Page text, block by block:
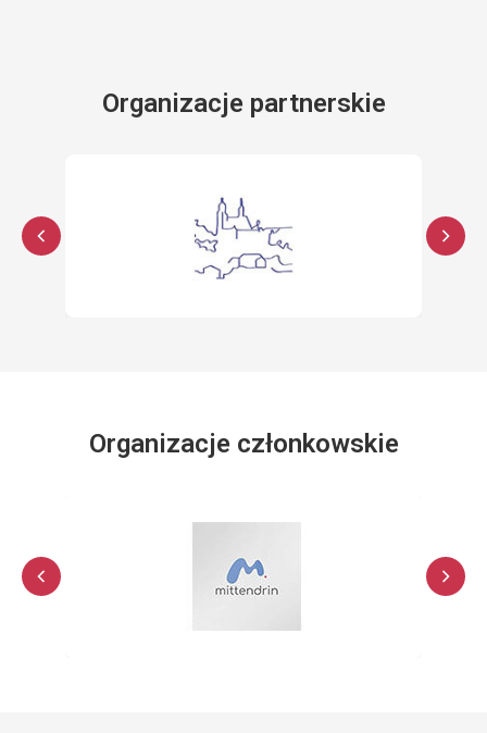
Organizacje partnerskie
Organizacje członkowskie